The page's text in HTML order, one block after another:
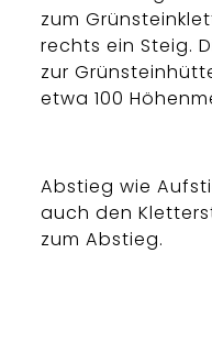
zum
rechts ein Steig.
zur
etwa 100
Abstieg wie
auch den
zum Abstieg.